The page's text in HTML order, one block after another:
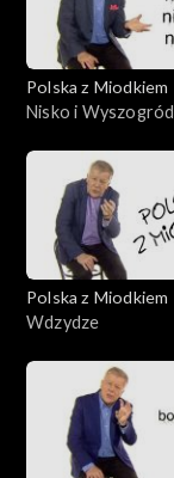
Polska z Miodkiem
Nisko i Wyszogród
Polska z Miodkiem
Wdzydze